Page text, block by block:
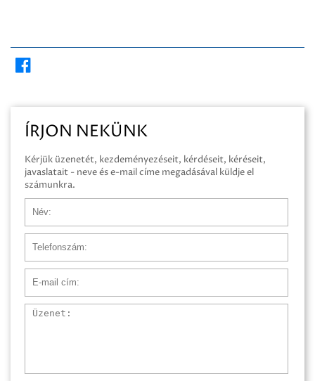
ÍRJON NEKÜNK
Kérjük üzenetét, kezdeményezéseit, kérdéseit, kéréseit,
javaslatait - neve és e-mail címe megadásával küldje el
számunkra.
Név
Telefonszám
E-mail cím
Üzenet